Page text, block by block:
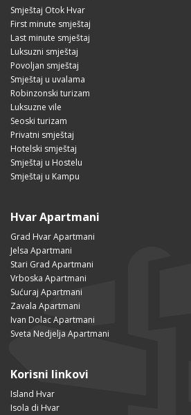
Smještaj Otok Hvar
First minute smještaj
Last minute smještaj
Luksuzni smještaj
Povoljan smještaj
Smještaj u uvalama
Robinzonski turizam
Luksuzne vile
Seoski turizam
Privatni smještaj
Hotelski smještaj
Smještaj u Hostelu
Smještaj u Kampu
Hvar Apartmani
Grad Hvar Apartmani
Jelsa Apartmani
Stari Grad Apartmani
Vrboska Apartmani
Sućuraj Apartmani
Zavala Apartmani
Ivan Dolac Apartmani
Sveta Nedjelja Apartmani
Korisni linkovi
Island Hvar
Isola di Hvar